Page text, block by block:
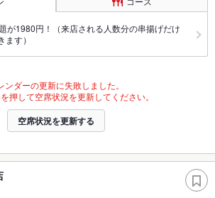
が1980円！（来店される人数分の串揚げだけ
す）
ンダーの更新に失敗しました。
押して空席状況を更新してください。
空席状況を更新する